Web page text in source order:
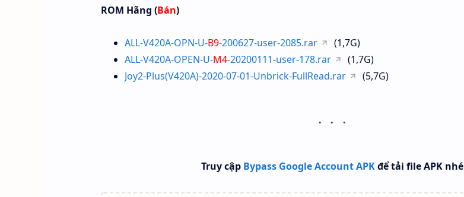
ROM Hãng (Bán)
ALL-V420A-OPN-U-B9-200627-user-2085.rar
(1,7G)
ALL-V420A-OPEN-U-M4-20200111-user-178.rar
(1,7G)
Joy2-Plus(V420A)-2020-07-01-Unbrick-FullRead.rar
(5,7G)
Truy cập Bypass Google Account APKđể tải file APK nhé